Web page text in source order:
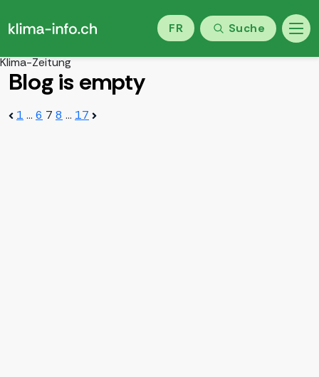
FR Suche
Klima-Zeitung
Blog is empty
Beitragsnavigation
1 … 6 7 8 … 17